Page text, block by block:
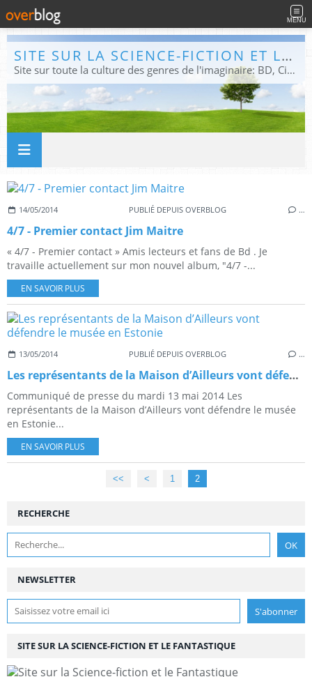
MENU
SITE SUR LA SCIENCE-FICTION ET LE FANTASTIQUE
Site sur toute la culture des genres de l'imaginaire: BD, Cinéma, Livre, Jeux, Théâtre. Présent dans les principaux festivals de film fantastique e de science-fiction, salons et conventions.
14/05/2014 PUBLIÉ DEPUIS OVERBLOG …
4/7 - Premier contact Jim Maitre
« 4/7 - Premier contact » Amis lecteurs et fans de Bd . Je
travaille actuellement sur mon nouvel album, "4/7 -...
EN SAVOIR PLUS
13/05/2014 PUBLIÉ DEPUIS OVERBLOG …
Les représentants de la Maison d’Ailleurs vont défendre le musée en Estonie
Communiqué de presse du mardi 13 mai 2014 Les
représentants de la Maison d’Ailleurs vont défendre le musée
en Estonie...
EN SAVOIR PLUS
<< < 1 2
NEWSLETTER
RECHERCHE
SITE SUR LA SCIENCE-FICTION ET LE FANTASTIQUE